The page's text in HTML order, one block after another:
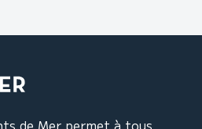
de Mer permet à tous